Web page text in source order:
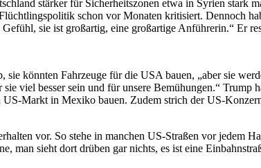
stärker für Sicherheitszonen etwa in Syrien stark
schon vor Monaten kritisiert. Dennoch
sie ist großartig, eine großartige Anführerin.“ Er
könnten Fahrzeuge für die USA bauen, „aber sie
viel besser sein und für unsere Bemühungen.“
US-Markt in Mexiko bauen. Zudem strich der US-
vor. So stehe in manchen US-Straßen vor jedem
man sieht dort drüben gar nichts, es ist eine